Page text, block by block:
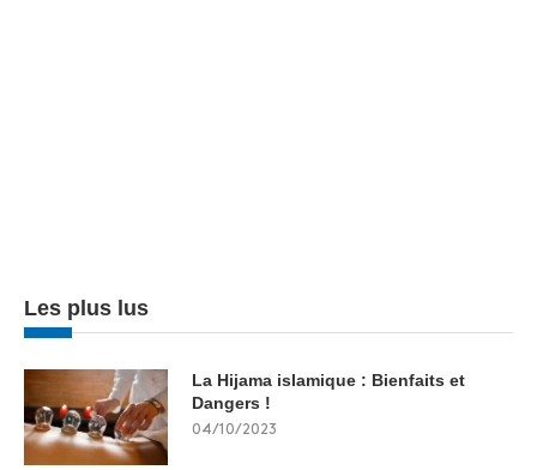
Les plus lus
La Hijama islamique : Bienfaits et
Dangers !
04/10/2023